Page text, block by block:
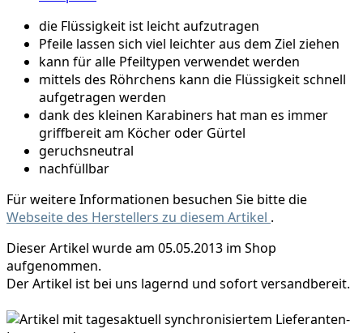
die Flüssigkeit ist leicht aufzutragen
Pfeile lassen sich viel leichter aus dem Ziel ziehen
kann für alle Pfeiltypen verwendet werden
mittels des Röhrchens kann die Flüssigkeit schnell
aufgetragen werden
dank des kleinen Karabiners hat man es immer
griffbereit am Köcher oder Gürtel
geruchsneutral
nachfüllbar
Für weitere Informationen besuchen Sie bitte die
Webseite des Herstellers zu diesem Artikel .
Dieser Artikel wurde am 05.05.2013 im Shop
aufgenommen.
Der Artikel ist bei uns lagernd und sofort versandbereit.